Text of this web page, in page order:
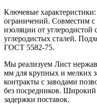
Ключевые
ограничений. Совместим
изоляции от углеродистой
углеродистых сталей.
ГОСТ 5582-75.
Мы реализуем Лист
мм для крупных и мелких
контракты с заводами
без посредников.
задержки поставок.